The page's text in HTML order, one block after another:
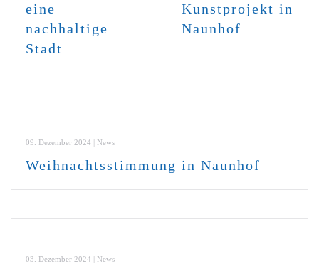
eine
nachhaltige
Stadt
Kunstprojekt in
Naunhof
09. Dezember 2024 | News
Weihnachtsstimmung in Naunhof
03. Dezember 2024 | News